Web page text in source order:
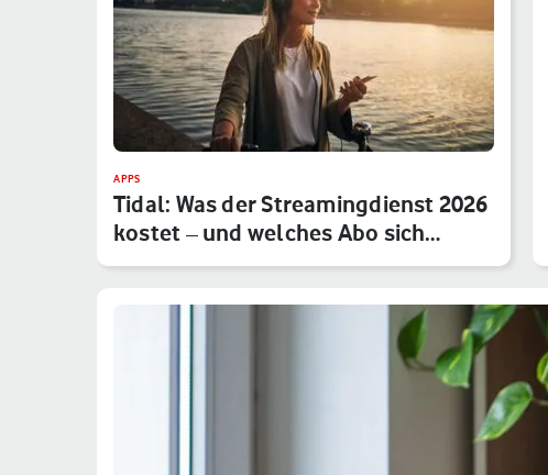
APPS
Tidal: Was der Streamingdienst 2026
kostet – und welches Abo sich…